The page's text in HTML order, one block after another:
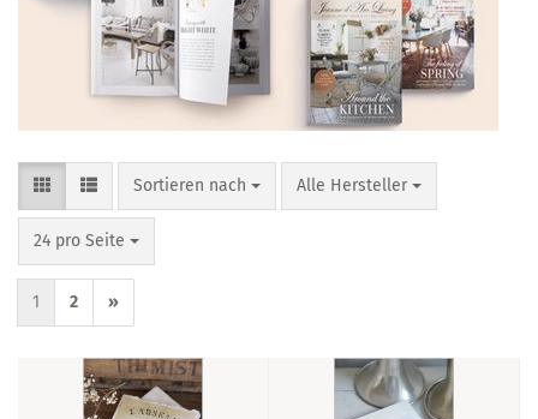
Sortieren nach
Sortieren nach Alle Hersteller
pro Seite
24 pro Seite
pro Seite
1 2 »